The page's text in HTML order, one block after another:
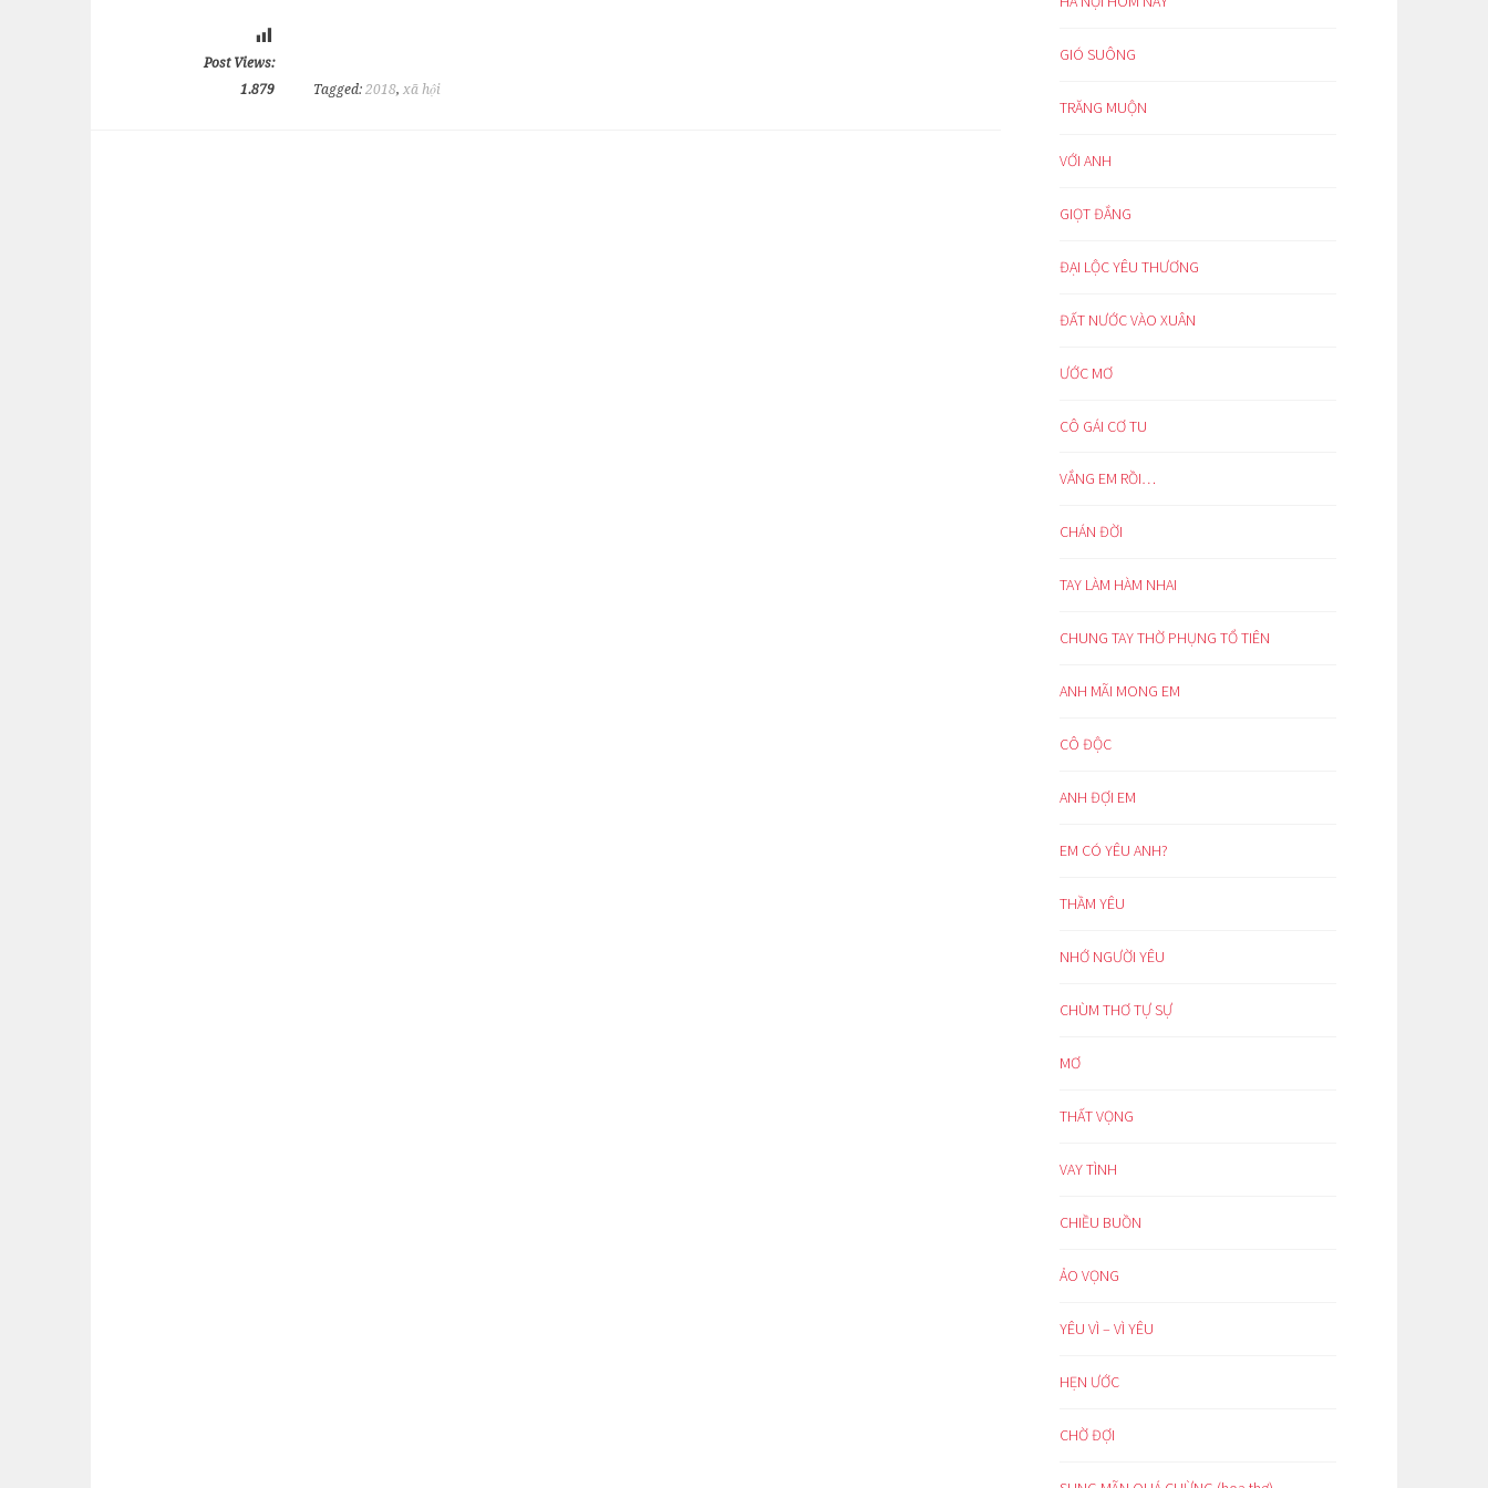
Post Views:
1.879
Tagged: 2018, xã hội
GIÓ SUÔNG
TRĂNG MUỘN
VỚI ANH
GIỌT ĐẮNG
ĐẠI LỘC YÊU THƯƠNG
ĐẤT NƯỚC VÀO XUÂN
ƯỚC MƠ
CÔ GÁI CƠ TU
VẮNG EM RỒI…
CHÁN ĐỜI
TAY LÀM HÀM NHAI
CHUNG TAY THỜ PHỤNG TỔ TIÊN
ANH MÃI MONG EM
CÔ ĐỘC
ANH ĐỢI EM
EM CÓ YÊU ANH?
THẦM YÊU
NHỚ NGƯỜI YÊU
CHÙM THƠ TỰ SỰ
MƠ
THẤT VỌNG
VAY TÌNH
CHIỀU BUỒN
ẢO VỌNG
YÊU VÌ – VÌ YÊU
HẸN ƯỚC
CHỜ ĐỢI